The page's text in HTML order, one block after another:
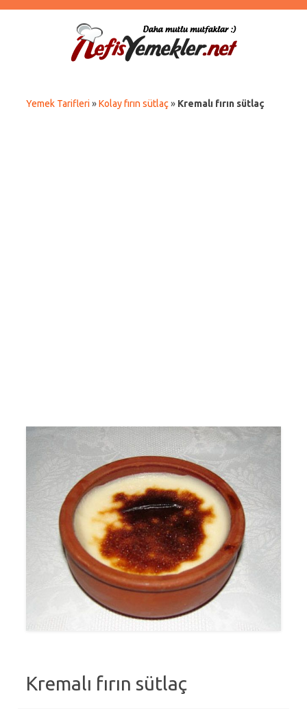
Yemek Tarifleri »Kolay fırın sütlaç» Kremalı fırın sütlaç
Kremalı fırın sütlaç